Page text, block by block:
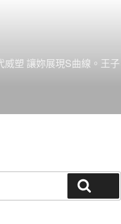
塑 讓妳展現S曲線。王子